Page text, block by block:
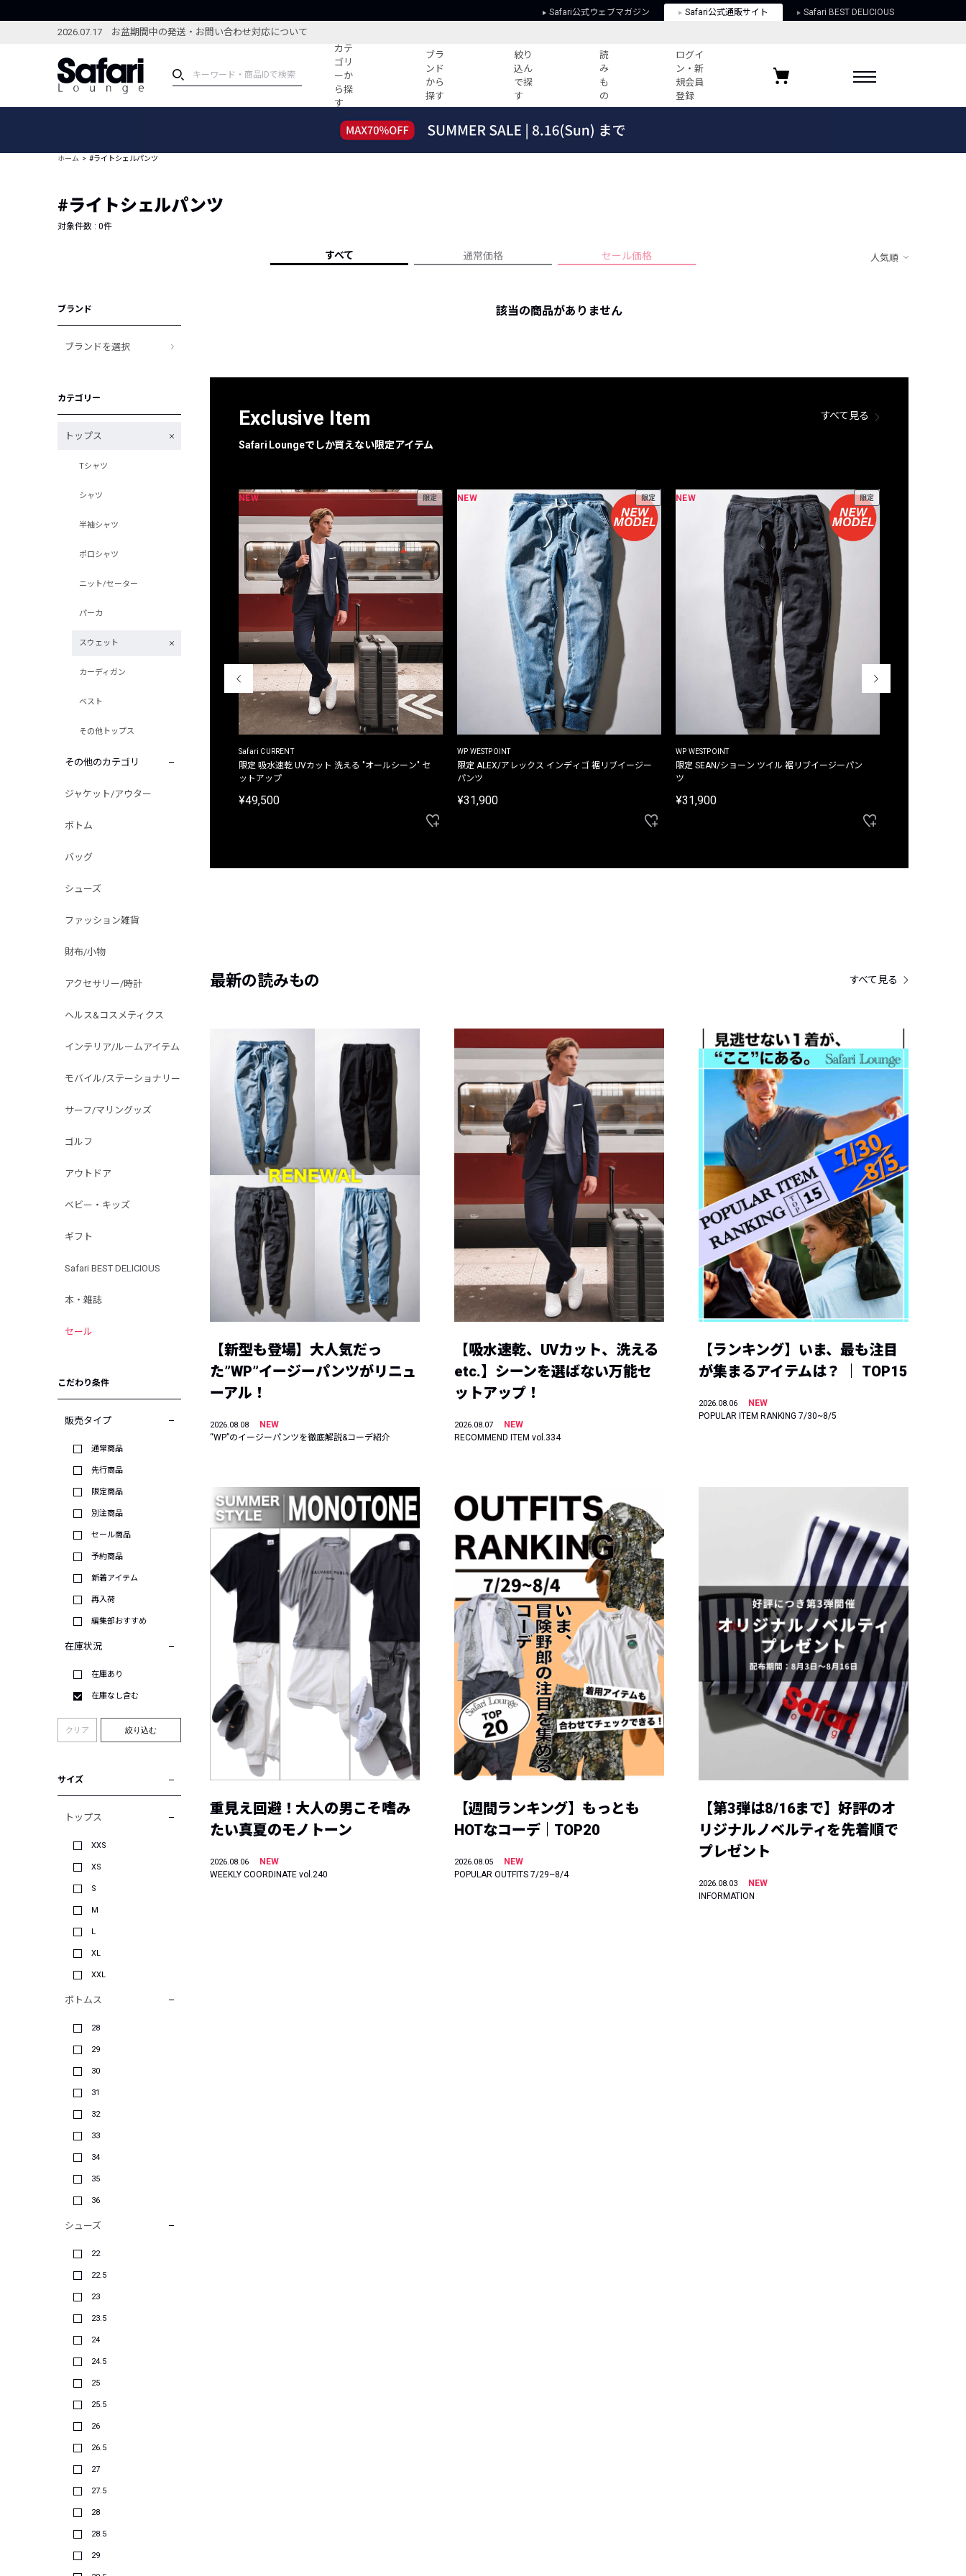
Safari公式ウェブマガジン Safari公式通販サイト Safari BEST DELICIOUS
2026.07.17 お盆期間中の発送・お問い合わせ対応について
カテ
ゴリ
ーか
ら探
す
ブラ
ンド
から
探す
絞り
込ん
で探
す
読
み
も
の
ログイ
ン・新
規会員
登録
ブランドから探す
新着アイテム
編集部のおすすめアイテム
すべての記事
人気記事ランキング
フォーカスブランド
プライバシーポリシー
お気に入りブランド
ホーム #ライトシェルパンツ
#ライトシェルパンツ
対象件数 : 0件
すべて 通常価格 セール価格 人気順
ブランド
ブランドを選択
カテゴリー
トップス
Tシャツ
シャツ
半袖シャツ
ポロシャツ
ニット/セーター
パーカ
スウェット
カーディガン
ベスト
その他トップス
その他のカテゴリ
ジャケット/アウター
ボトム
バッグ
シューズ
ファッション雑貨
財布/小物
アクセサリー/時計
ヘルス&コスメティクス
インテリア/ルームアイテム
モバイル/ステーショナリー
サーフ/マリングッズ
ゴルフ
アウトドア
ベビー・キッズ
ギフト
Safari BEST DELICIOUS
本・雑誌
セール
こだわり条件
販売タイプ
通常商品
先行商品
限定商品
別注商品
セール商品
予約商品
新着アイテム
再入荷
編集部おすすめ
在庫状況
在庫あり
在庫なし含む
クリア 絞り込む
サイズ
トップス
XXS
XS
S
M
L
XL
XXL
ボトムス
28
29
30
31
32
33
34
35
36
シューズ
22
22.5
23
23.5
24
24.5
25
25.5
26
26.5
27
27.5
28
28.5
29
該当の商品がありません
Exclusive Item
Safari Loungeでしか買えない限定アイテム
すべて見る
別注限定 フード付き チェックシャツジャケット
NEW 限定
Safari CURRENT
限定 吸水速乾 UVカット 洗える "オールシーン" セ
ットアップ
¥49,500
NEW 限定
WP WESTPOINT
限定 ALEX/アレックス インディゴ 裾リブイージー
パンツ
¥31,900
NEW 限定
WP WESTPOINT
限定 SEAN/ショーン ツイル 裾リブイージーパン
ツ
¥31,900
最新の読みもの すべて見る
【新型も登場】大人気だっ
た”WP”イージーパンツがリニュ
ーアル！
2026.08.08
NEW
“WP”のイージーパンツを徹底解説&コーデ紹介
【吸水速乾、UVカット、洗える
etc.】シーンを選ばない万能セ
ットアップ！
2026.08.07
NEW
RECOMMEND ITEM vol.334
【ランキング】いま、最も注目
が集まるアイテムは？ ｜ TOP15
2026.08.06
NEW
POPULAR ITEM RANKING 7/30~8/5
重見え回避！大人の男こそ嗜み
たい真夏のモノトーン
2026.08.06
NEW
WEEKLY COORDINATE vol.240
【週間ランキング】もっとも
HOTなコーデ｜TOP20
2026.08.05
NEW
POPULAR OUTFITS 7/29~8/4
【第3弾は8/16まで】好評のオ
リジナルノベルティを先着順で
プレゼント
2026.08.03
NEW
INFORMATION